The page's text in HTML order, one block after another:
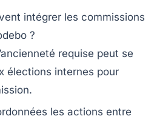
intégrer les commissions
?
requise peut se
élections internes pour
les actions entre